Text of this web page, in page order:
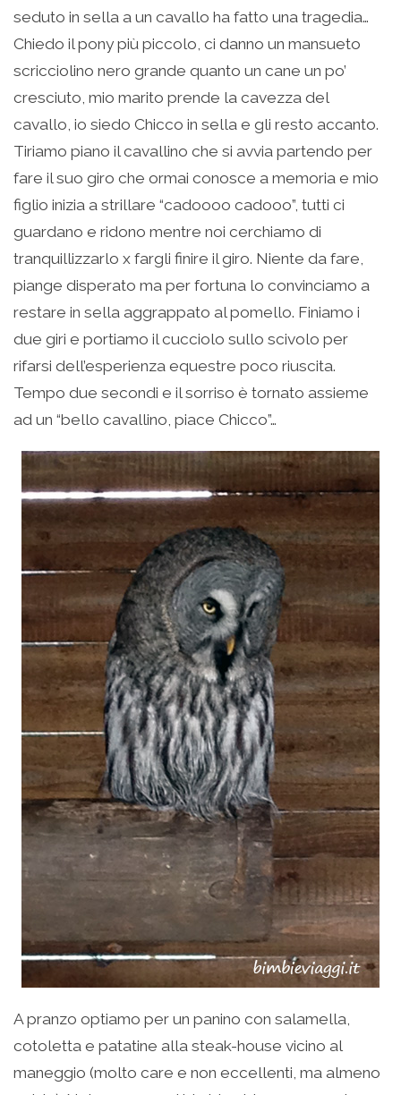
seduto in sella a un cavallo ha fatto una tragedia…
Chiedo il pony più piccolo, ci danno un mansueto
scricciolino nero grande quanto un cane un po’
cresciuto, mio marito prende la cavezza del
cavallo, io siedo Chicco in sella e gli resto accanto.
Tiriamo piano il cavallino che si avvia partendo per
fare il suo giro che ormai conosce a memoria e mio
figlio inizia a strillare “cadoooo cadooo”, tutti ci
guardano e ridono mentre noi cerchiamo di
tranquillizzarlo x fargli finire il giro. Niente da fare,
piange disperato ma per fortuna lo convinciamo a
restare in sella aggrappato al pomello. Finiamo i
due giri e portiamo il cucciolo sullo scivolo per
rifarsi dell’esperienza equestre poco riuscita.
Tempo due secondi e il sorriso è tornato assieme
ad un “bello cavallino, piace Chicco”…
A pranzo optiamo per un panino con salamella,
cotoletta e patatine alla steak-house vicino al
maneggio (molto care e non eccellenti, ma almeno